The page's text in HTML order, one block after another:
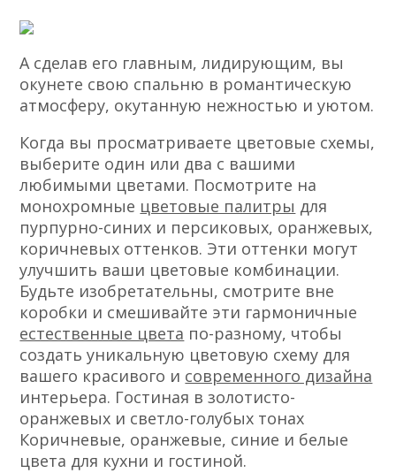
А сделав его главным, лидирующим, вы
окунете свою спальню в романтическую
атмосферу, окутанную нежностью и уютом.
Когда вы просматриваете цветовые схемы,
выберите один или два с вашими
любимыми цветами. Посмотрите на
монохромные цветовые палитры для
пурпурно-синих и персиковых, оранжевых,
коричневых оттенков. Эти оттенки могут
улучшить ваши цветовые комбинации.
Будьте изобретательны, смотрите вне
коробки и смешивайте эти гармоничные
естественные цвета по-разному, чтобы
создать уникальную цветовую схему для
вашего красивого и современного дизайна
интерьера. Гостиная в золотисто-
оранжевых и светло-голубых тонах
Коричневые, оранжевые, синие и белые
цвета для кухни и гостиной.